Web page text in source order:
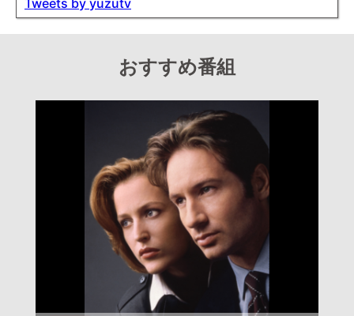
おすすめ番組